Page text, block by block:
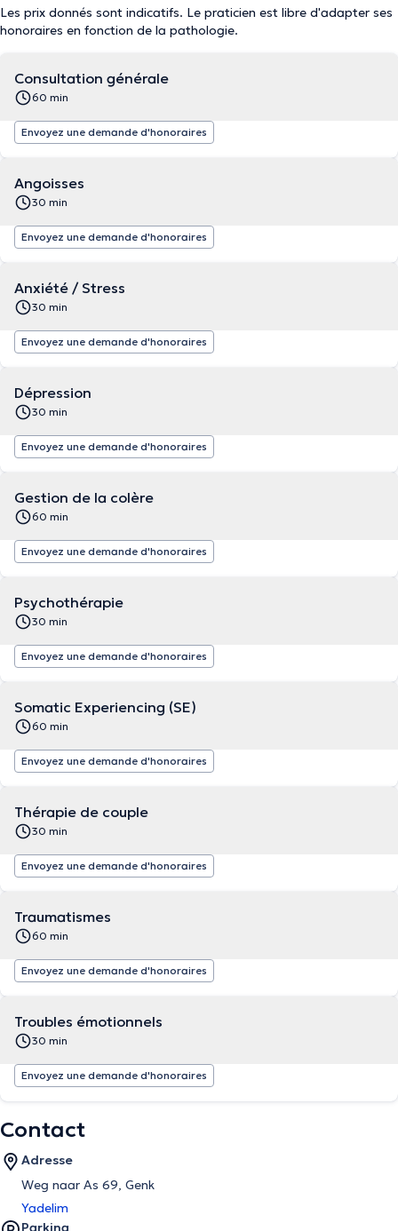
Les prix donnés sont indicatifs. Le praticien est libre d'adapter ses
honoraires en fonction de la pathologie.
Consultation générale
60 min
Envoyez une demande d'honoraires
Angoisses
30 min
Envoyez une demande d'honoraires
Anxiété / Stress
30 min
Envoyez une demande d'honoraires
Dépression
30 min
Envoyez une demande d'honoraires
Gestion de la colère
60 min
Envoyez une demande d'honoraires
Psychothérapie
30 min
Envoyez une demande d'honoraires
Somatic Experiencing (SE)
60 min
Envoyez une demande d'honoraires
Thérapie de couple
30 min
Envoyez une demande d'honoraires
Traumatismes
60 min
Envoyez une demande d'honoraires
Troubles émotionnels
30 min
Envoyez une demande d'honoraires
Contact
Adresse
Weg naar As 69, Genk
Yadelim
Parking